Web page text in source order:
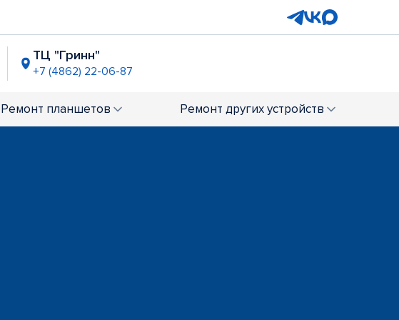
ТЦ "Гринн"
+7 (4862) 22-06-87
Ремонт планшетов Ремонт других устройств